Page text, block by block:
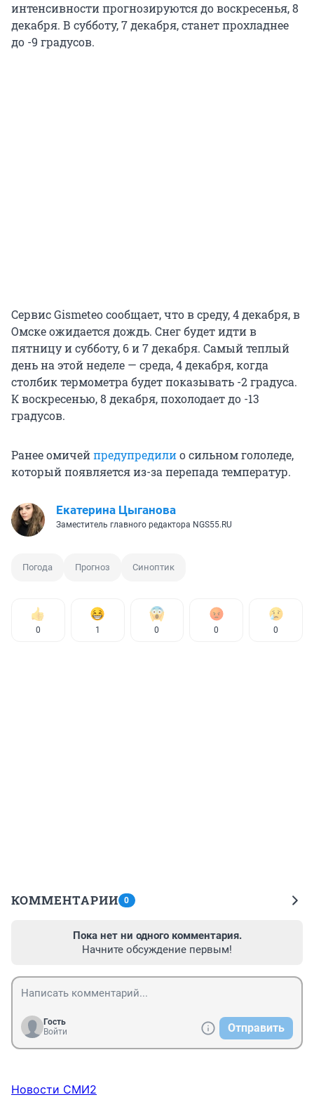
интенсивности прогнозируются до воскресенья, 8
декабря. В субботу, 7 декабря, станет прохладнее
до -9 градусов.
Сервис Gismeteo сообщает, что в среду, 4 декабря, в
Омске ожидается дождь. Снег будет идти в
пятницу и субботу, 6 и 7 декабря. Самый теплый
день на этой неделе — среда, 4 декабря, когда
столбик термометра будет показывать -2 градуса.
К воскресенью, 8 декабря, похолодает до -13
градусов.
Ранее омичейпредупредилио сильном гололеде,
который появляется из-за перепада температур.
Екатерина Цыганова
Заместитель главного редактора NGS55.RU
Погода Прогноз Синоптик
0 1 0 0 0
КОММЕНТАРИИ 0
Пока нет ни одного комментария.
Начните обсуждение первым!
Гость
Войти
Отправить
Новости СМИ2